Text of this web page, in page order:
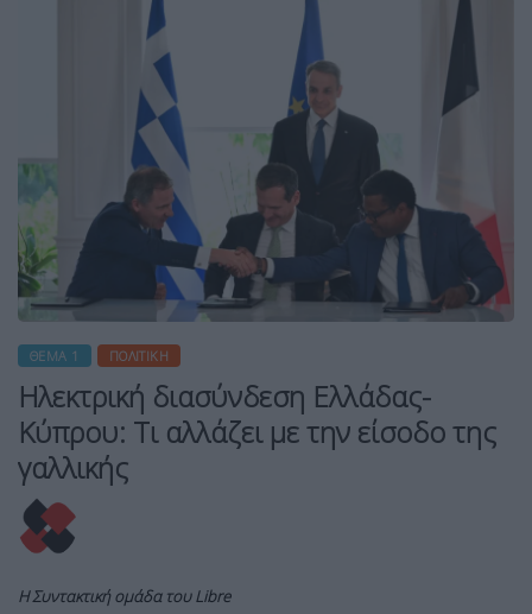
ΘΈΜΑ 1 ΠΟΛΙΤΙΚΉ
Ηλεκτρική διασύνδεση Ελλάδας-
Κύπρου: Τι αλλάζει με την είσοδο της
γαλλικής
Η Συντακτική ομάδα του Libre